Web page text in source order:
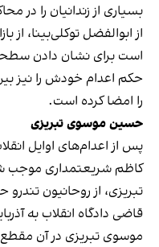
بسیاری از زندانیان را در
از ابوالفضل توکلی‌بینا، از
است برای نشان دادن
حکم اعدام خودش را نیز
را امضا کرده است.
حسین موسوی تبریزی
پس از اعدام‌های اوایل
کاظم شریعتمداری
تبریزی، از روحانیون
قاضی دادگاه انقلاب به
موسوی تبریزی در آن مقطع